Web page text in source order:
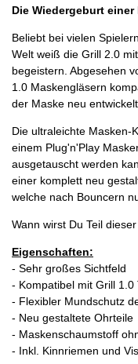
Die Wiedergeburt einer
Beliebt bei vielen
Welt weiß die Grill 2.0
begeistern. Abgesehen
1.0 Maskengläsern
der Maske neu
Die ultraleichte Masken-
einem Plug'n'Play
ausgetauscht werden
einer komplett neu
welche nach Bouncern
Wann wirst Du Teil
Eigenschaften:
- Sehr großes Sichtfeld
- Kompatibel mit Grill 1.0
- Flexibler Mundschutz
- Neu gestaltete Ohrteile
- Maskenschaumstoff
- Inkl. Kinnriemen und